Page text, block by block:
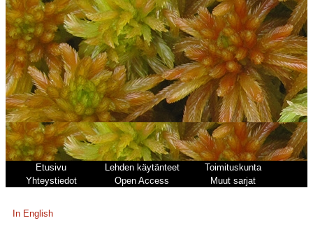
Etusivu Lehden käytänteet
Toimituskunta
Yhteystiedot
Open Access Muut sarjat
In English